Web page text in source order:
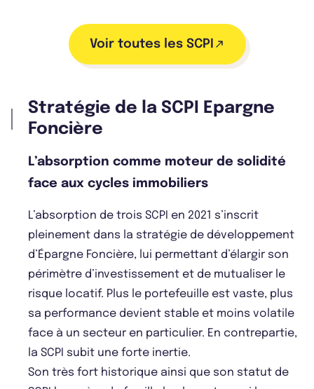
Voir toutes les SCPI
Stratégie de la SCPI Epargne
Foncière
L’absorption comme moteur de solidité
face aux cycles immobiliers
L’absorption de trois SCPI en 2021 s’inscrit
pleinement dans la stratégie de développement
d’Épargne Foncière, lui permettant d’élargir son
périmètre d’investissement et de mutualiser le
risque locatif. Plus le portefeuille est vaste, plus
sa performance devient stable et moins volatile
face à un secteur en particulier. En contrepartie,
la SCPI subit une forte inertie.
Son très fort historique ainsi que son statut de